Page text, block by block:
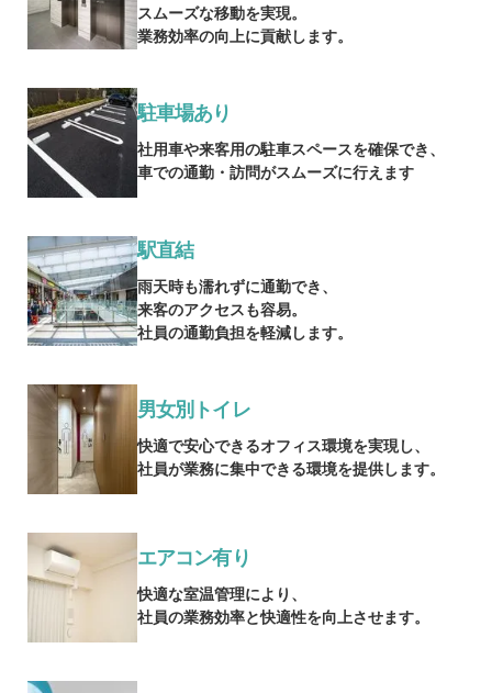
スムーズな移動を実現。
業務効率の向上に貢献します。
駐車場あり
社用車や来客用の駐車スペースを確保でき、
車での通勤・訪問がスムーズに行えます
駅直結
雨天時も濡れずに通勤でき、
来客のアクセスも容易。
社員の通勤負担を軽減します。
男女別トイレ
快適で安心できるオフィス環境を実現し、
社員が業務に集中できる環境を提供します。
エアコン有り
快適な室温管理により、
社員の業務効率と快適性を向上させます。